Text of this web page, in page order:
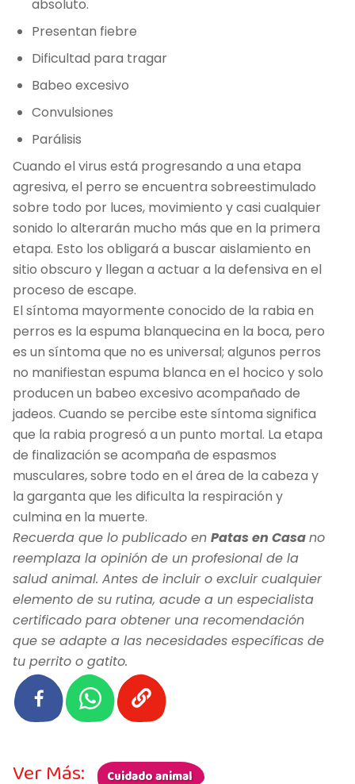
absoluto.
Presentan fiebre
Dificultad para tragar
Babeo excesivo
Convulsiones
Parálisis
Cuando el virus está progresando a una etapa
agresiva, el perro se encuentra sobreestimulado
sobre todo por luces, movimiento y casi cualquier
sonido lo alterarán mucho más que en la primera
etapa. Esto los obligará a buscar aislamiento en
sitio obscuro y llegan a actuar a la defensiva en el
proceso de escape.
El síntoma mayormente conocido de la rabia en
perros es la espuma blanquecina en la boca, pero
es un síntoma que no es universal; algunos perros
no manifiestan espuma blanca en el hocico y solo
producen un babeo excesivo acompañado de
jadeos. Cuando se percibe este síntoma significa
que la rabia progresó a un punto mortal. La etapa
de finalización se acompaña de espasmos
musculares, sobre todo en el área de la cabeza y
la garganta que les dificulta la respiración y
culmina en la muerte.
Recuerda que lo publicado en Patas en Casano
reemplaza la opinión de un profesional de la
salud animal. Antes de incluir o excluir cualquier
elemento de su rutina, acude a un especialista
certificado para obtener una recomendación
que se adapte a las necesidades específicas de
tu perrito o gatito.
Ver Más: Cuidado animal